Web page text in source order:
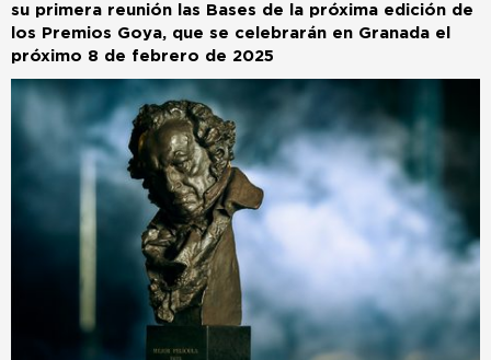
su primera reunión las Bases de la próxima edición de
los Premios Goya, que se celebrarán en Granada el
próximo 8 de febrero de 2025